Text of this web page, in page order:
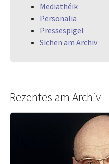
Mediathéik
Personalia
Pressespigel
Sichen am Archiv
Rezentes am Archiv